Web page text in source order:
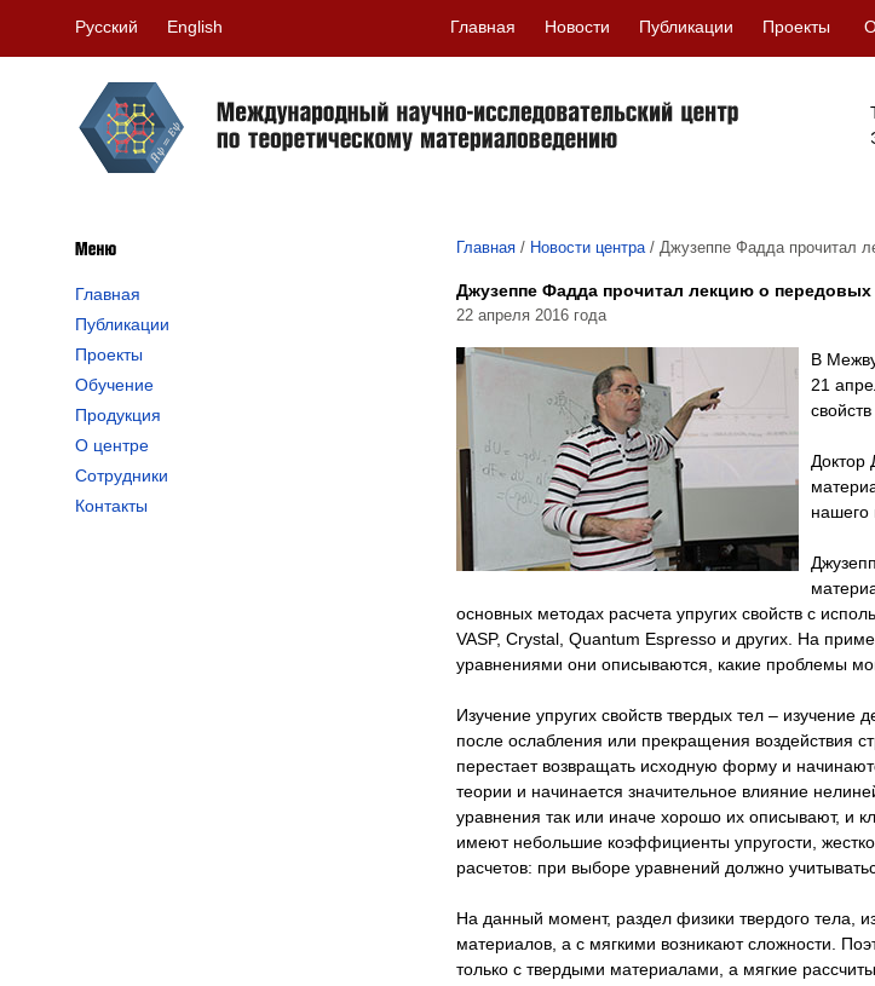
Русский English Главная Новости Публикации Проекты
Главная
Публикации
Проекты
Обучение
Продукция
О центре
Сотрудники
Контакты
Главная / Новости центра / Джузеппе Фадда прочитал
Джузеппе Фадда прочитал лекцию о передовых
22 апреля 2016 года
В
21
Доктор
нашего
основных методах расчета упругих свойств с
VASP, Crystal, Quantum Espresso и других. На
уравнениями они описываются, какие проблемы
Изучение упругих свойств твердых тел –
после ослабления или прекращения воздействия
перестает возвращать исходную форму и
теории и начинается значительное влияние
уравнения так или иначе хорошо их описывают, и
имеют небольшие коэффициенты упругости,
расчетов: при выборе уравнений должно
На данный момент, раздел физики твердого тела,
материалов, а с мягкими возникают сложности.
только с твердыми материалами, а мягкие